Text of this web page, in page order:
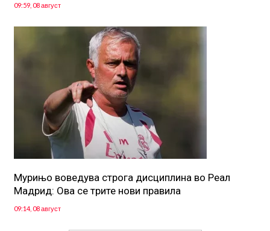
09:59, 08 август
Мурињо воведува строга дисциплина во Реал
Мадрид: Ова се трите нови правила
09:14, 08 август